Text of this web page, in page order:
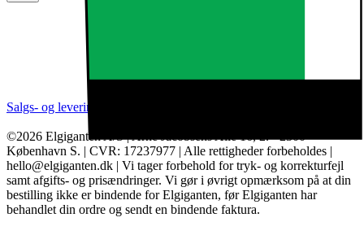
Salgs- og leveringsbetingelser
©2026 Elgiganten A/S | Arne Jacobsens Allé 16, 2. - 2300
København S. | CVR: 17237977 | Alle rettigheder forbeholdes |
hello@elgiganten.dk | Vi tager forbehold for tryk- og korrekturfejl
samt afgifts- og prisændringer. Vi gør i øvrigt opmærksom på at din
bestilling ikke er bindende for Elgiganten, før Elgiganten har
behandlet din ordre og sendt en bindende faktura.